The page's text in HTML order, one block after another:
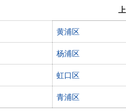
黄浦区
杨浦区
虹口区
青浦区